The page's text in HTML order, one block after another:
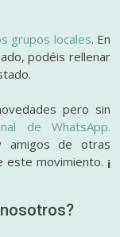
grupos locales. En
podéis rellenar
pero sin
de WhatsApp.
amigos de otras
este movimiento. ¡